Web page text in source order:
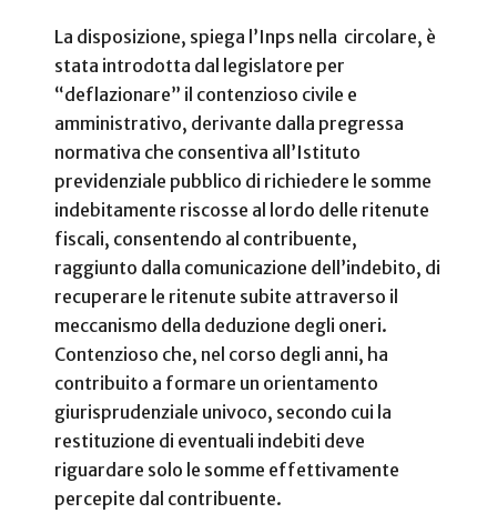
La disposizione, spiega l’Inps nella circolare, è
stata introdotta dal legislatore per
“deflazionare” il contenzioso civile e
amministrativo, derivante dalla pregressa
normativa che consentiva all’Istituto
previdenziale pubblico di richiedere le somme
indebitamente riscosse al lordo delle ritenute
fiscali, consentendo al contribuente,
raggiunto dalla comunicazione dell’indebito, di
recuperare le ritenute subite attraverso il
meccanismo della deduzione degli oneri.
Contenzioso che, nel corso degli anni, ha
contribuito a formare un orientamento
giurisprudenziale univoco, secondo cui la
restituzione di eventuali indebiti deve
riguardare solo le somme effettivamente
percepite dal contribuente.